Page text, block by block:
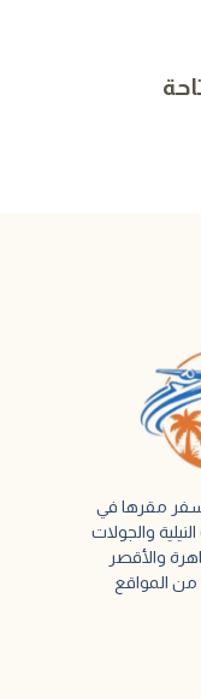
مقرها في
والجولات
والأقصر
من المواقع